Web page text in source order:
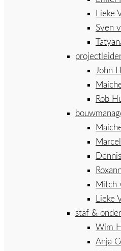
Lieke
Sven
John
Rob
Mitch
Lieke
staf &
Wim
Anja